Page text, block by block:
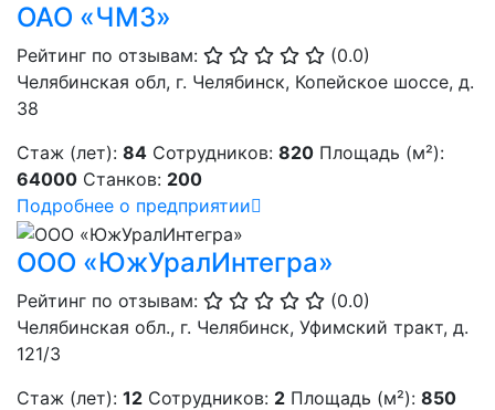
ОАО «ЧМЗ»
Рейтинг по отзывам:
(0.0)
Челябинская обл, г. Челябинск, Копейское шоссе, д.
38
Стаж (лет): 84 Сотрудников: 820 Площадь (м²):
64000 Станков: 200
Подробнее о предприятии
ООО «ЮжУралИнтегра»
Рейтинг по отзывам:
(0.0)
Челябинская обл., г. Челябинск, Уфимский тракт, д.
121/3
Стаж (лет): 12 Сотрудников: 2 Площадь (м²): 850